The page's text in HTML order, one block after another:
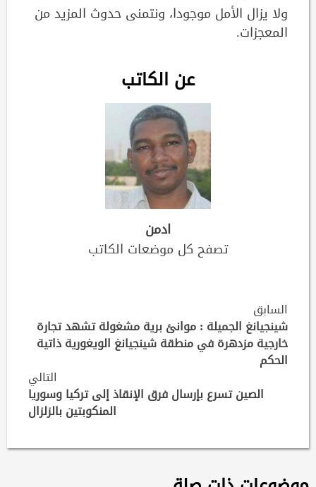
ولا يزال الأمل موجودا، ونتمنى حدوث المزيد من
المعجزات.
عن الكاتب
ادمن
تصفح كل موضعات الكاتب
Continue
Reading
السابق
شينجيانغ الجميلة : موانئ برية مشغولة تشهد تجارة
خارجية مزدهرة في منطقة شينجيانغ الويغورية ذاتية
الحكم
التالي
الصين تسرع بإرسال فرق الإنقاذ إلى تركيا وسوريا
المنكوبتين بالزلزال